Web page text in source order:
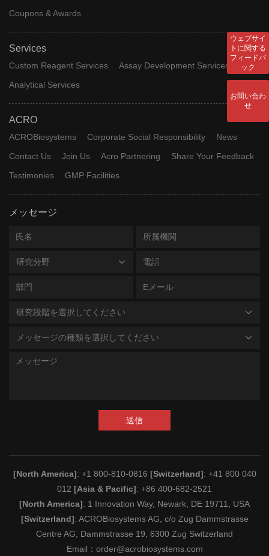
Coupons & Awards
Services
Custom Reagent Services
Assay Development Services
Analytical Services
ACRO
ACROBiosystems Corporate Social Responsibility
News
Contact Us
Join Us Acro Partnering
Share Your Feedback
Testimonies
GMP Facilities
メッセージ
研究分野
研究段階を選択してください
メッセージの種類を選択してください
送信
[North America]: +1 800-810-0816 [Switzerland]: +41 800 040
012 [Asia & Pacific]: +86 400-682-2521
[North America]: 1 Innovation Way, Newark, DE 19711, USA
[Switzerland]: ACROBiosystems AG, c/o Zug Dammstrasse
Centre AG, Dammstrasse 19, 6300 Zug Switzerland
Email： order@acrobiosystems.com
ウェブサイ
トに関する
フィードバ
ック
お問い合わ
せ